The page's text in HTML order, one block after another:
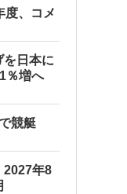
度、コメ
を日本に
％増へ
競艇
2027年8